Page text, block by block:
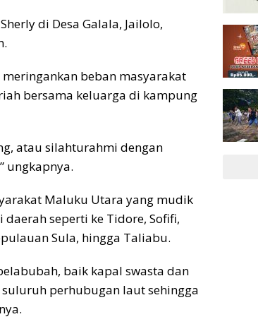
di Desa Galala, Jailolo,
beban masyarakat
bersama keluarga di kampung
atau silahturahmi dengan
ungkapnya.
Maluku Utara yang mudik
seperti ke Tidore, Sofifi,
Sula, hingga Taliabu.
baik kapal swasta dan
perhubugan laut sehingga